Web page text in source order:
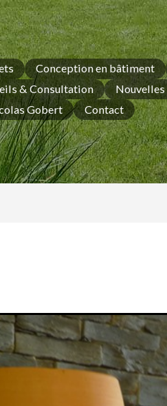
Conception en bâtiment
& Consultation
Gobert Contact